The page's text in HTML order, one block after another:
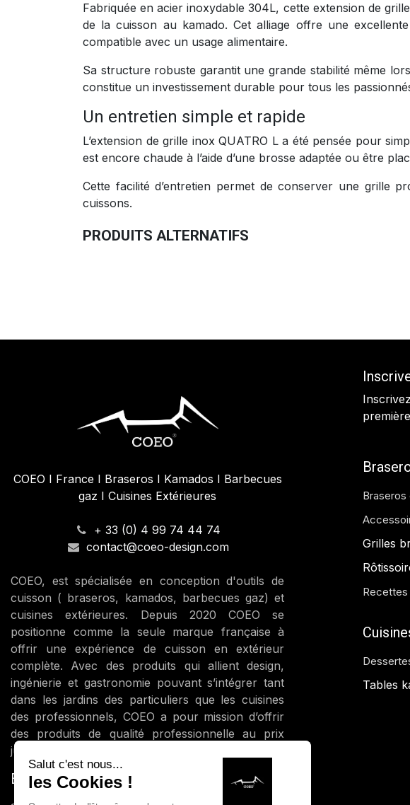
Fabriquée en acier inoxydable 304L, cette extension de
de la cuisson au kamado. Cet alliage offre une
compatible avec un usage alimentaire.
Sa structure robuste garantit une grande stabilité même
constitue un investissement durable pour tous les
Un entretien simple et rapide
L’extension de grille inox QUATRO L a été pensée pour
est encore chaude à l’aide d’une brosse adaptée ou être
Cette facilité d’entretien permet de conserver une grille
cuissons.
PRODUITS ALTERNATIFS
COEO I France I Braseros I Kamados I Barbecues
gaz I Cuisines Extérieures
+ 33 (0) 4 99 74 44 74
contact@coeo-design.com
COEO, est spécialisée en conception d'outils de
cuisson ( braseros, kamados, barbecues gaz) et
cuisines extérieures. Depuis 2020 COEO se
positionne comme la seule marque française à
offrir une expérience de cuisson en extérieur
complète. Avec des produits qui allient design,
ingénierie et gastronomie pouvant s’intégrer tant
dans les jardins des particuliers que les cuisines
des professionnels, COEO a pour mission d’offrir
des produits de qualité professionnelle au prix
juste.
ENGAGEMENTS
Braseros
Grilles
Tables